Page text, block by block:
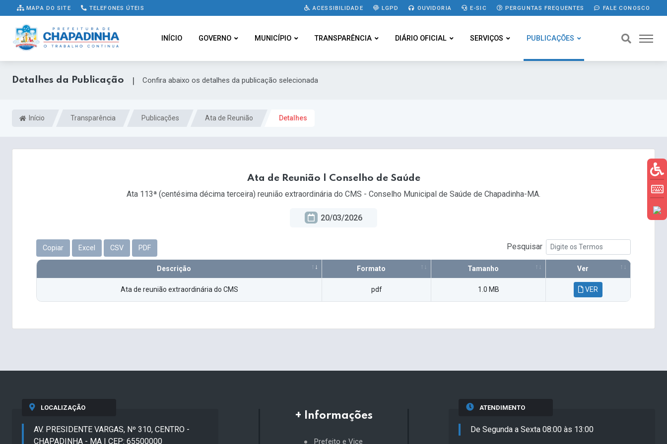
MAPA DO SITE TELEFONES ÚTEIS ACESSIBILIDADE LGPD OUVIDORIA E-SIC PERGUNTAS FREQUENTES FALE CONOSCO
INÍCIO GOVERNO MUNICÍPIO TRANSPARÊNCIA DIÁRIO OFICIAL SERVIÇOS PUBLICAÇÕES
Detalhes da Publicação | Confira abaixo os detalhes da publicação selecionada
Início Transparência Publicações Ata de Reunião Detalhes
Ata de Reunião | Conselho de Saúde
Ata 113ª (centésima décima terceira) reunião extraordinária do CMS - Conselho Municipal de Saúde de Chapadinha-MA.
20/03/2026
Copiar Excel CSV PDF Pesquisar
Descrição Formato Tamanho Ver
Ata de reunião extraordinária do CMS pdf 1.0 MB VER
LOCALIZAÇÃO
AV. PRESIDENTE VARGAS, Nº 310, CENTRO -
CHAPADINHA - MA | CEP: 65500000
+ Informações
Prefeito e Vice
ATENDIMENTO
De Segunda a Sexta 08:00 às 13:00